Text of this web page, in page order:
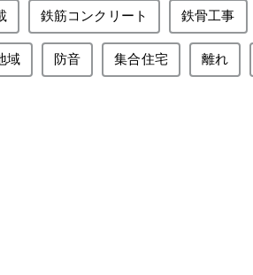
鉄筋コンクリート 鉄骨工事
域 防音 集合住宅 離れ